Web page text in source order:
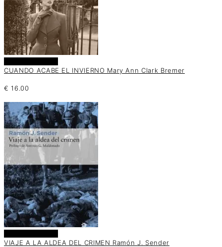
CUANDO ACABE EL INVIERNO Mary Ann Clark Bremer
€ 16.00
VIAJE A LA ALDEA DEL CRIMEN Ramón J. Sender